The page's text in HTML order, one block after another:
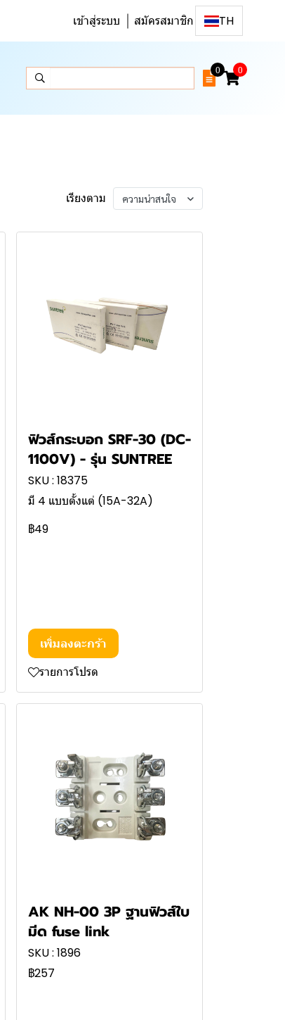
เข้าสู่ระบบ สมัครสมาชิก TH
0 0
เรียงตาม ความน่าสนใจ
ฟิวส์กระบอก SRF-30 (DC-
1100V) - รุ่น SUNTREE
SKU : 18375
มี 4 แบบตั้งแต่ (15A-32A)
฿49
เพิ่มลงตะกร้า
รายการโปรด
AK NH-00 3P ฐานฟิวส์ใบ
มีด fuse link
SKU : 1896
฿257